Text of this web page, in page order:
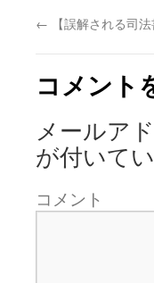
← 【誤解される司
コメント
メールア
が付いて
コメント